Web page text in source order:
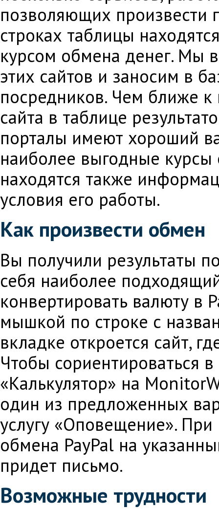
позволяющих
строках таблицы
курсом обмена денег. Мы
этих сайтов и заносим в
посредников. Чем ближе к
сайта в таблице
порталы имеют хороший
наиболее выгодные
находятся также
условия его работы.
Как произвести обмен
Вы получили результаты
себя наиболее
конвертировать валюту в
мышкой по строке с
вкладке откроется сайт,
Чтобы сориентироваться
«Калькулятор» на
один из предложенных
услугу «Оповещение».
обмена PayPal на
придет письмо.
Возможные трудности